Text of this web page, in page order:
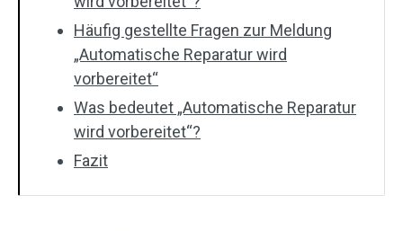
Häufig gestellte Fragen zur Meldung
„Automatische Reparatur wird
vorbereitet“
Was bedeutet „Automatische Reparatur
wird vorbereitet“?
Fazit